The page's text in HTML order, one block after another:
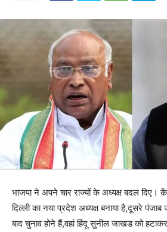
भाजपा ने अपने चार राज्यों के अध्यक्ष बदल दिए।
दिल्ली का नया प्रदेश अध्यक्ष बनाया है,दूसरे
बाद चुनाव होने हैं,वहां हिंदू सुनील जाखड को